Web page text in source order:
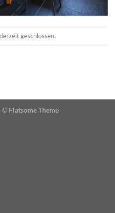
geschlossen.
© Flatsome Theme